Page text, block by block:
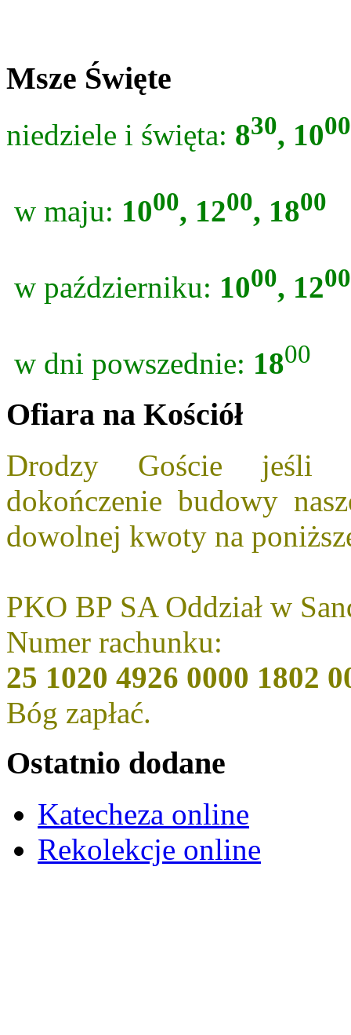
Msze Święte
niedziele i święta: 830, 1000
w maju: 1000, 1200, 1800
w październiku: 1000, 1200
w dni powszednie: 1800
Ofiara na Kościół
Drodzy Goście jeśli
dokończenie budowy
dowolnej kwoty na
PKO BP SA Oddział w
Numer rachunku:
25 1020 4926 0000 1802
Bóg zapłać.
Ostatnio dodane
Katecheza online
Rekolekcje online